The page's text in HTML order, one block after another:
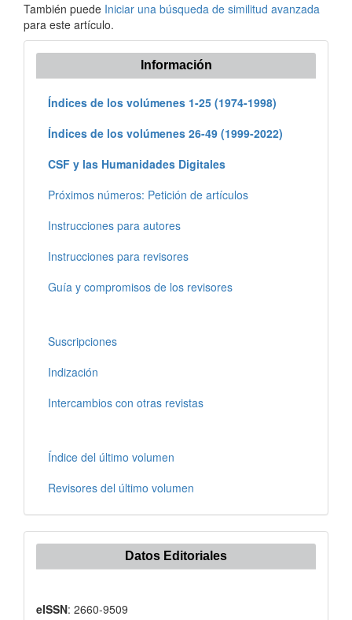
También puede Iniciar una búsqueda de similitud avanzada
para este artículo.
Información
Índices de los volúmenes 1-25 (1974-1998)
Índices de los volúmenes 26-49 (1999-2022)
CSF y las Humanidades Digitales
Próximos números: Petición de artículos
Instrucciones para autores
Instrucciones para revisores
Guía y compromisos de los revisores
Suscripciones
Indización
Intercambios con otras revistas
Índice del último volumen
Revisores del último volumen
Datos Editoriales
eISSN: 2660-9509